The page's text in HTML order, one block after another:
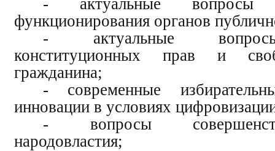
- актуальные вопросы
функционирования органов
- актуальные
конституционных прав и
гражданина;
- современные
инновации в условиях
- вопросы
народовластия;